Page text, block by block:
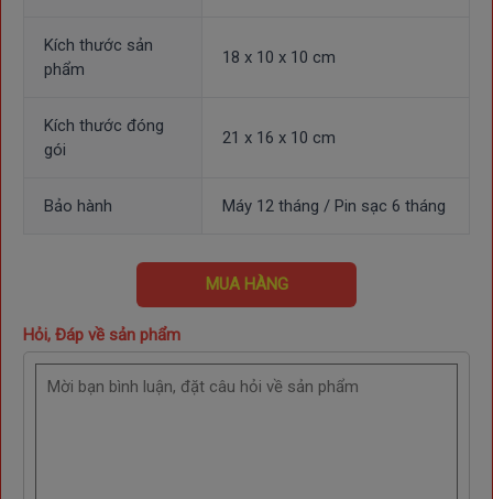
Kích thước sản
phẩm
18 x 10 x 10 cm
Kích thước đóng
gói
21 x 16 x 10 cm
Bảo hành Máy 12 tháng / Pin sạc 6 tháng
MUA HÀNG
Hỏi, Đáp về sản phẩm